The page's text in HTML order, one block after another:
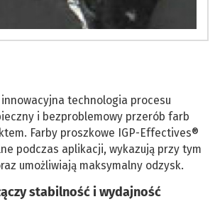
technologia procesu
i bezproblemowy przerób farb
Farby proszkowe IGP-Effectives®
podczas aplikacji, wykazują przy tym
umożliwiają maksymalny odzysk.
stabilność i wydajność